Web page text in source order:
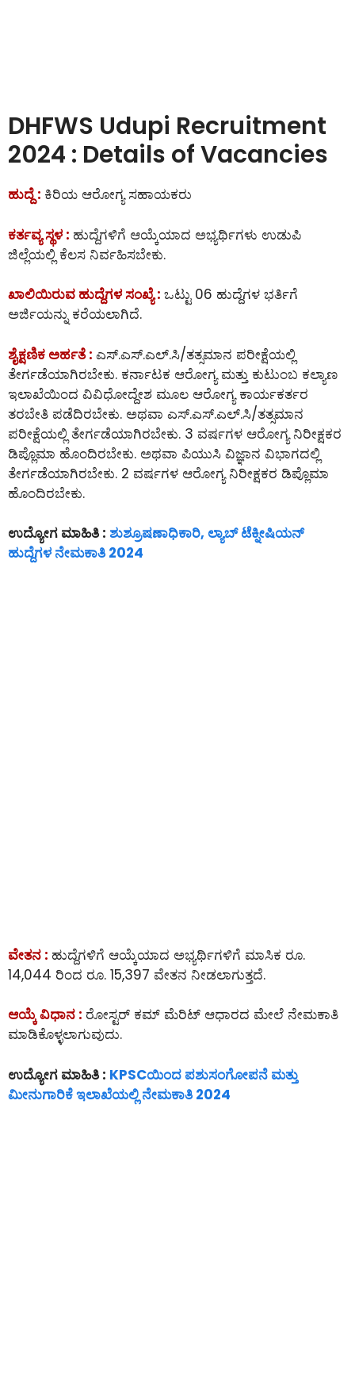
DHFWS Udupi Recruitment
2024 : Details of Vacancies
ಹುದ್ದೆ : ಕಿರಿಯ ಆರೋಗ್ಯ ಸಹಾಯಕರು
ಕರ್ತವ್ಯ ಸ್ಥಳ : ಹುದ್ದೆಗಳಿಗೆ ಆಯ್ಕೆಯಾದ ಅಭ್ಯರ್ಥಿಗಳು ಉಡುಪಿ
ಜಿಲ್ಲೆಯಲ್ಲಿ ಕೆಲಸ ನಿರ್ವಹಿಸಬೇಕು.
ಖಾಲಿಯಿರುವ ಹುದ್ದೆಗಳ ಸಂಖ್ಯೆ : ಒಟ್ಟು 06 ಹುದ್ದೆಗಳ ಭರ್ತಿಗೆ
ಅರ್ಜಿಯನ್ನು ಕರೆಯಲಾಗಿದೆ.
ಶೈಕ್ಷಣಿಕ ಅರ್ಹತೆ : ಎಸ್.ಎಸ್.ಎಲ್.ಸಿ/ತತ್ಸಮಾನ ಪರೀಕ್ಷೆಯಲ್ಲಿ
ತೇರ್ಗಡೆಯಾಗಿರಬೇಕು. ಕರ್ನಾಟಕ ಆರೋಗ್ಯ ಮತ್ತು ಕುಟುಂಬ ಕಲ್ಯಾಣ
ಇಲಾಖೆಯಿಂದ ವಿವಿಧೋದ್ದೇಶ ಮೂಲ ಆರೋಗ್ಯ ಕಾರ್ಯಕರ್ತರ
ತರಬೇತಿ ಪಡೆದಿರಬೇಕು. ಅಥವಾ ಎಸ್.ಎಸ್.ಎಲ್.ಸಿ/ತತ್ಸಮಾನ
ಪರೀಕ್ಷೆಯಲ್ಲಿ ತೇರ್ಗಡೆಯಾಗಿರಬೇಕು. 3 ವರ್ಷಗಳ ಆರೋಗ್ಯ ನಿರೀಕ್ಷಕರ
ಡಿಪ್ಲೊಮಾ ಹೊಂದಿರಬೇಕು. ಅಥವಾ ಪಿಯುಸಿ ವಿಜ್ಞಾನ ವಿಭಾಗದಲ್ಲಿ
ತೇರ್ಗಡೆಯಾಗಿರಬೇಕು. 2 ವರ್ಷಗಳ ಆರೋಗ್ಯ ನಿರೀಕ್ಷಕರ ಡಿಪ್ಲೊಮಾ
ಹೊಂದಿರಬೇಕು.
ಉದ್ಯೋಗ ಮಾಹಿತಿ : ಶುಶ್ರೂಷಣಾಧಿಕಾರಿ, ಲ್ಯಾಬ್ ಟೆಕ್ನೀಷಿಯನ್
ಹುದ್ದೆಗಳ ನೇಮಕಾತಿ 2024
ವೇತನ : ಹುದ್ದೆಗಳಿಗೆ ಆಯ್ಕೆಯಾದ ಅಭ್ಯರ್ಥಿಗಳಿಗೆ ಮಾಸಿಕ ರೂ.
14,044 ರಿಂದ ರೂ. 15,397 ವೇತನ ನೀಡಲಾಗುತ್ತದೆ.
ಆಯ್ಕೆ ವಿಧಾನ : ರೋಸ್ಟರ್ ಕಮ್ ಮೆರಿಟ್ ಆಧಾರದ ಮೇಲೆ ನೇಮಕಾತಿ
ಮಾಡಿಕೊಳ್ಳಲಾಗುವುದು.
ಉದ್ಯೋಗ ಮಾಹಿತಿ : KPSCಯಿಂದ ಪಶುಸಂಗೋಪನೆ ಮತ್ತು
ಮೀನುಗಾರಿಕೆ ಇಲಾಖೆಯಲ್ಲಿ ನೇಮಕಾತಿ 2024